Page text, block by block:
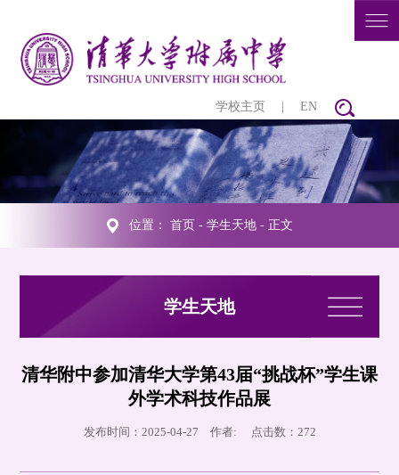
学校主页 EN
位置： 首页- 学生天地- 正文
学生天地
清华附中参加清华大学第43届“挑战杯”学生课
外学术科技作品展
发布时间：2025-04-27 作者: 点击数： 272